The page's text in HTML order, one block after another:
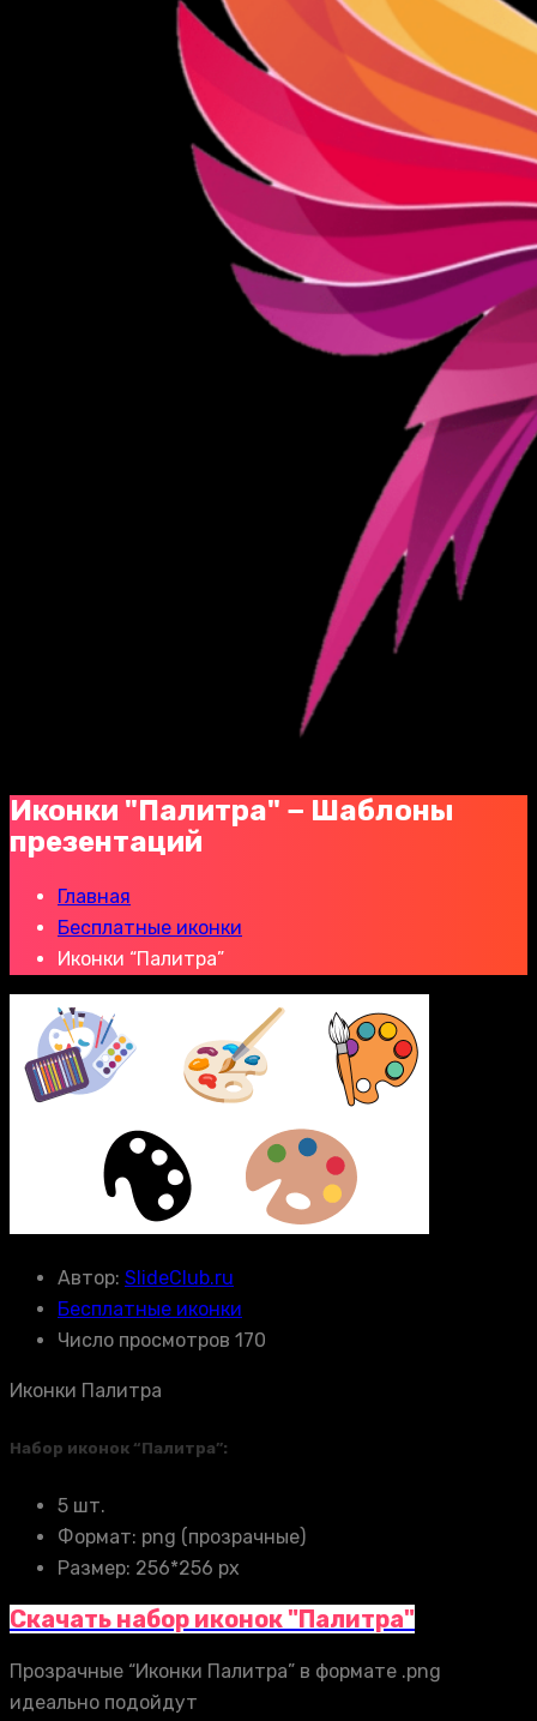
Иконки "Палитра" − Шаблоны
презентаций
Главная
Бесплатные иконки
Иконки “Палитра”
Автор: SlideClub.ru
Бесплатные иконки
Число просмотров 170
Иконки Палитра
Набор иконок “Палитра”:
5 шт.
Формат: png (прозрачные)
Размер: 256*256 px
Скачать набор иконок "Палитра"
Прозрачные “Иконки Палитра” в формате .png
идеально подойдут